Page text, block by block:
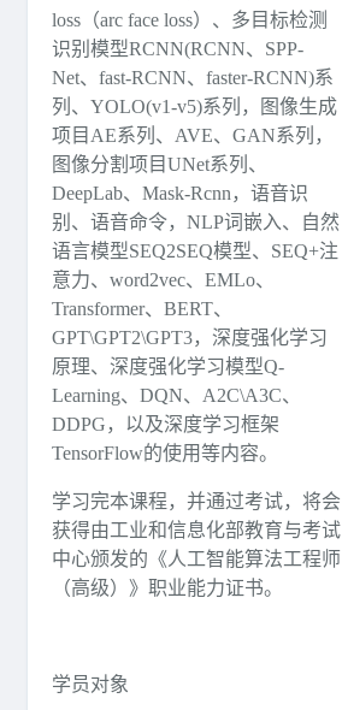
loss（arc face loss）、多目标检测
识别模型RCNN(RCNN、SPP-
Net、fast-RCNN、faster-RCNN)系
列、YOLO(v1-v5)系列，图像生成
项目AE系列、AVE、GAN系列，
图像分割项目UNet系列、
DeepLab、Mask-Rcnn，语音识
别、语音命令，NLP词嵌入、自然
语言模型SEQ2SEQ模型、SEQ+注
意力、word2vec、EMLo、
Transformer、BERT、
GPT\GPT2\GPT3，深度强化学习
原理、深度强化学习模型Q-
Learning、DQN、A2C\A3C、
DDPG，以及深度学习框架
TensorFlow的使用等内容。
学习完本课程，并通过考试，将会
获得由工业和信息化部教育与考试
中心颁发的《人工智能算法工程师
（高级）》职业能力证书。
学员对象